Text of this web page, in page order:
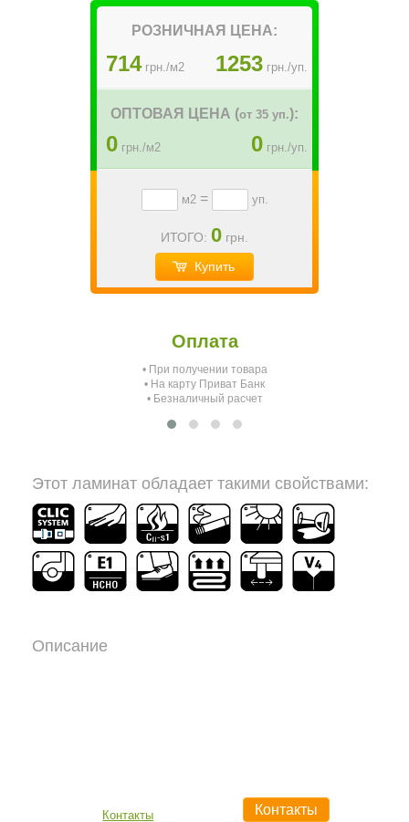
РОЗНИЧНАЯ ЦЕНА:
714грн./м2 1253 грн./уп.
ОПТОВАЯ ЦЕНА (от 35 уп.):
0 грн./м2 0 грн./уп.
м2= уп.
ИТОГО: 0 грн.
Купить
Оплата
• При получении товара
• На карту Приват Банк
• Безналичный расчет
Этот ламинат обладает такими свойствами:
Описание
Контакты
Контакты